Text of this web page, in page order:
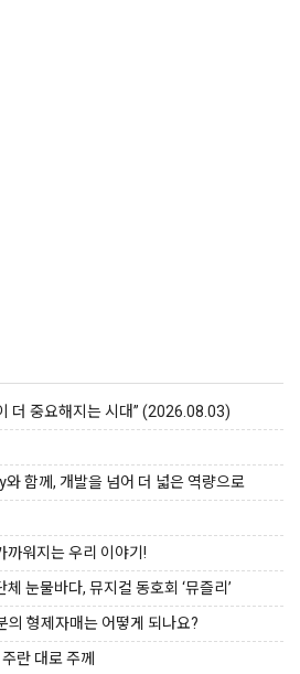
더 중요해지는 시대” (2026.08.03)
함께, 개발을 넘어 더 넓은 역량으로
까워지는 우리 이야기!
눈물바다, 뮤지컬 동호회 ‘뮤즐리’
형제자매는 어떻게 되나요?
란 대로 주께